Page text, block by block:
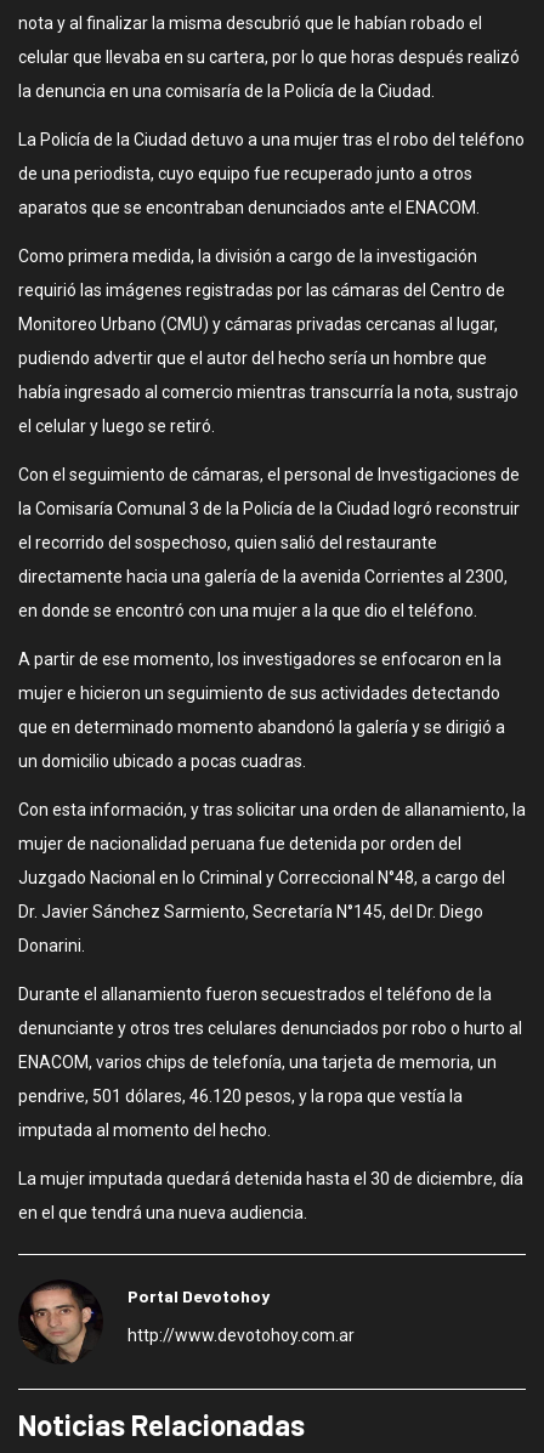
nota y al finalizar la misma descubrió que le habían robado el
celular que llevaba en su cartera, por lo que horas después realizó
la denuncia en una comisaría de la Policía de la Ciudad.
La Policía de la Ciudad detuvo a una mujer tras el robo del teléfono
de una periodista, cuyo equipo fue recuperado junto a otros
aparatos que se encontraban denunciados ante el ENACOM.
Como primera medida, la división a cargo de la investigación
requirió las imágenes registradas por las cámaras del Centro de
Monitoreo Urbano (CMU) y cámaras privadas cercanas al lugar,
pudiendo advertir que el autor del hecho sería un hombre que
había ingresado al comercio mientras transcurría la nota, sustrajo
el celular y luego se retiró.
Con el seguimiento de cámaras, el personal de Investigaciones de
la Comisaría Comunal 3 de la Policía de la Ciudad logró reconstruir
el recorrido del sospechoso, quien salió del restaurante
directamente hacia una galería de la avenida Corrientes al 2300,
en donde se encontró con una mujer a la que dio el teléfono.
A partir de ese momento, los investigadores se enfocaron en la
mujer e hicieron un seguimiento de sus actividades detectando
que en determinado momento abandonó la galería y se dirigió a
un domicilio ubicado a pocas cuadras.
Con esta información, y tras solicitar una orden de allanamiento, la
mujer de nacionalidad peruana fue detenida por orden del
Juzgado Nacional en lo Criminal y Correccional N°48, a cargo del
Dr. Javier Sánchez Sarmiento, Secretaría N°145, del Dr. Diego
Donarini.
Durante el allanamiento fueron secuestrados el teléfono de la
denunciante y otros tres celulares denunciados por robo o hurto al
ENACOM, varios chips de telefonía, una tarjeta de memoria, un
pendrive, 501 dólares, 46.120 pesos, y la ropa que vestía la
imputada al momento del hecho.
La mujer imputada quedará detenida hasta el 30 de diciembre, día
en el que tendrá una nueva audiencia.
Portal Devotohoy
http://www.devotohoy.com.ar
Noticias Relacionadas